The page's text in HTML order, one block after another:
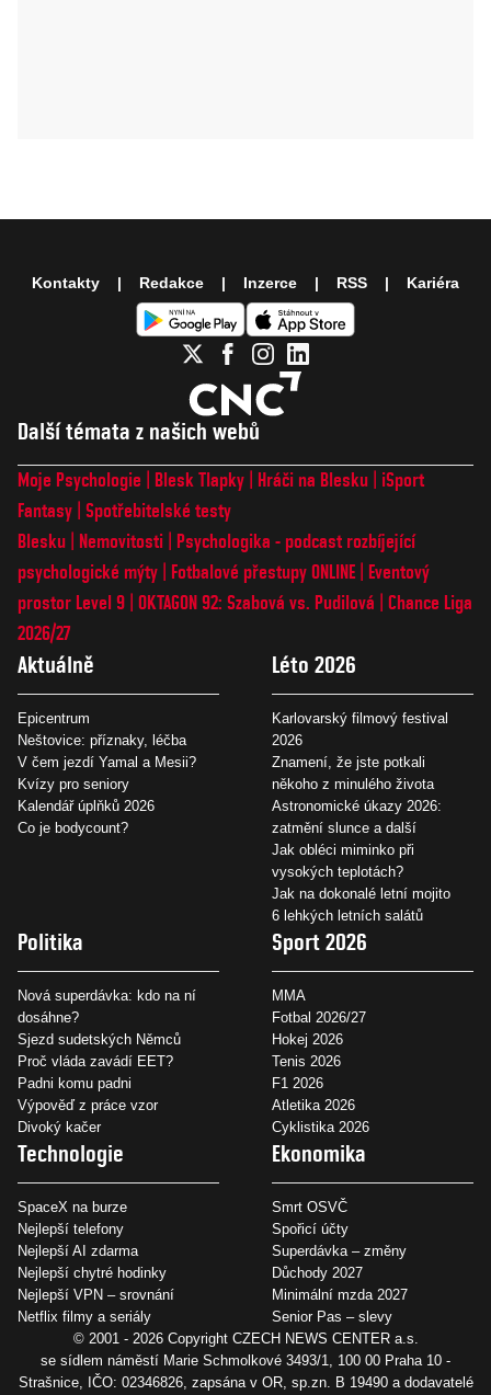
Další témata z našich webů
Moje Psychologie Blesk Tlapky Hráči na Blesku
iSport
Fantasy Spotřebitelské testy
Blesku
Nemovitosti
Psychologika - podcast rozbíjející
psychologické mýty
Fotbalové přestupy ONLINE
Eventový
prostor Level 9 OKTAGON 92: Szabová vs. Pudilová
Chance Liga
2026/27
Aktuálně
Epicentrum
Neštovice: příznaky, léčba
V čem jezdí Yamal a Mesii?
Kvízy pro seniory
Kalendář úplňků 2026
Co je bodycount?
Léto 2026
Karlovarský filmový festival
2026
Znamení, že jste potkali
někoho z minulého života
Astronomické úkazy 2026:
zatmění slunce a další
Jak obléci miminko při
vysokých teplotách?
Jak na dokonalé letní mojito
6 lehkých letních salátů
Politika
Nová superdávka: kdo na ní
dosáhne?
Sjezd sudetských Němců
Proč vláda zavádí EET?
Padni komu padni
Výpověď z práce vzor
Divoký kačer
Sport 2026
MMA
Fotbal 2026/27
Hokej 2026
Tenis 2026
F1 2026
Atletika 2026
Cyklistika 2026
Technologie
SpaceX na burze
Nejlepší telefony
Nejlepší AI zdarma
Nejlepší chytré hodinky
Nejlepší VPN – srovnání
Netflix filmy a seriály
Ekonomika
Smrt OSVČ
Spořicí účty
Superdávka – změny
Důchody 2027
Minimální mzda 2027
Senior Pas – slevy
Kontakty Redakce Inzerce RSS Kariéra
© 2001 - 2026 Copyright CZECH NEWS CENTER a.s.
se sídlem náměstí Marie Schmolkové 3493/1, 100 00 Praha 10 -
Strašnice, IČO: 02346826, zapsána v OR, sp.zn. B 19490 a dodavatelé